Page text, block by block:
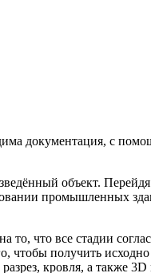
документация, с
объект.
промышленных
что все стадии
чтобы получить
кровля, а также